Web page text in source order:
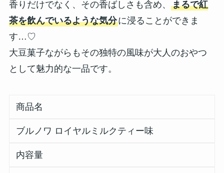
香りだけでなく、その香ばしさも含め、 まるで紅
茶を飲んでいるような気分に浸ることができま
す…♡
大豆菓子ながらもその独特の風味が大人のおやつ
として魅力的な一品です。
商品名
ブルノワ ロイヤルミルクティー味
内容量